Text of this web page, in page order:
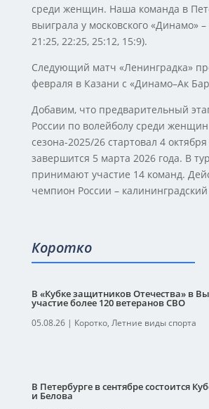
среди женщин. Наша команда в
выиграла у московского «Динамо» –
21:25, 22:25, 25:12, 15:9).
Следующий матч «Ленинградка»
февраля в Казани с «Динамо–Ак
Добавим, что предварительный
России по волейболу среди женщин
сезона-2025/26 стартовал 4
завершится 5 марта 2026 года. В
принимают участие 14 команд.
чемпион России –
Коротко
В «Кубке защитников Отечества» в
участие более 120 ветеранов СВО
05.08.26| Коротко, Летние виды спорта
В Петербурге в сентябре состоится
и Белова